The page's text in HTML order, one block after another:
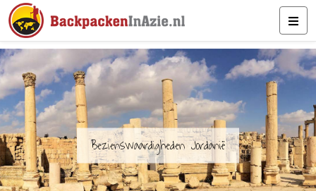
Bezienswaardigheden Jordanië